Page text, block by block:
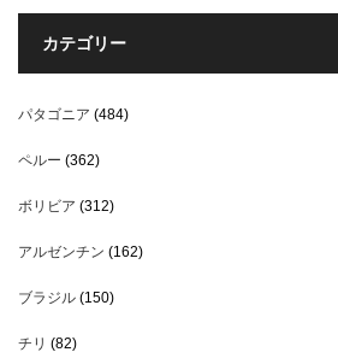
カテゴリー
パタゴニア (484)
ペルー (362)
ボリビア (312)
アルゼンチン (162)
ブラジル (150)
チリ (82)